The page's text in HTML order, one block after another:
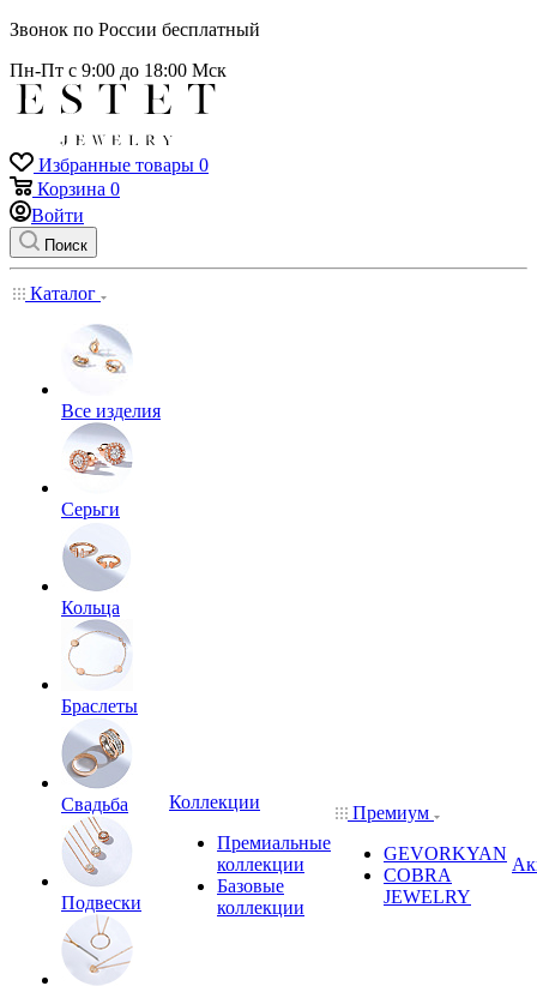
Звонок по России бесплатный
Пн-Пт с 9:00 до 18:00 Мск
Избранные товары 0
Корзина 0
Войти
Поиск
Каталог
Все изделия
Серьги
Кольца
Браслеты
Свадьба
Подвески
Коллекции
Премиальные
коллекции
Базовые
коллекции
Премиум
GEVORKYAN
COBRA
JEWELRY